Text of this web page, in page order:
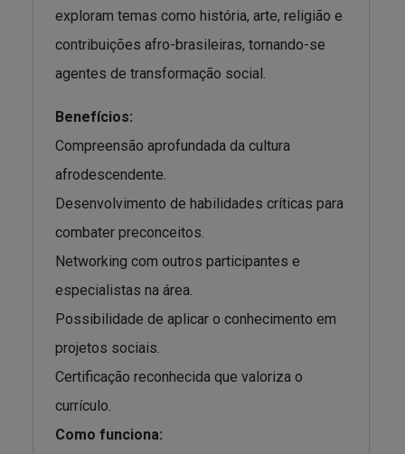
exploram temas como história, arte, religião e
contribuições afro-brasileiras, tornando-se
agentes de transformação social.
Benefícios:
Compreensão aprofundada da cultura
afrodescendente.
Desenvolvimento de habilidades críticas para
combater preconceitos.
Networking com outros participantes e
especialistas na área.
Possibilidade de aplicar o conhecimento em
projetos sociais.
Certificação reconhecida que valoriza o
currículo.
Como funciona: